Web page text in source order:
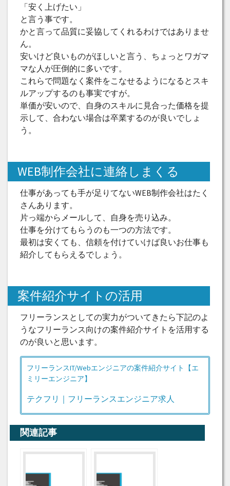
「安く上げたい」
と言う事です。
かと言って品質に妥協してくれるわけではありませ
ん。
安いけど良いものがほしいと言う、ちょっとワガマ
マな人が圧倒的に多いです。
これらで問題なく案件をこなせるようになるとスキ
ルアップするのも事実ですが。
単価が安いので、自身のスキルに見合った価格を提
示して、合わない場合は卒業するのが良いでしょ
う。
WEB制作会社に連絡しまくる
仕事があっても手が足りてないWEB制作会社はたく
さんあります。
片っ端からメールして、自身を売り込み。
仕事を分けてもらうのも一つの方法です。
最初は安くても、信頼を付けていけば良いお仕事も
紹介してもらえるでしょう。
案件紹介サイトの活用
フリーランスとしての実力がついてきたら下記のよ
うなフリーランス向けの案件紹介サイトを活用する
のが良いと思います。
フリーランスIT/Webエンジニアの案件紹介サイト【エ
ミリーエンジニア】
テクフリ｜フリーランスエンジニア求人
関連記事